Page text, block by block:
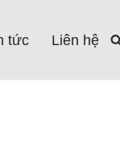
tức Liên hệ